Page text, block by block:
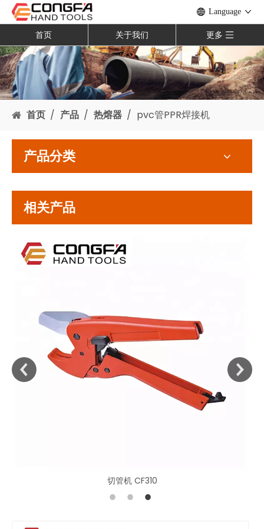
Language
首页 关于我们 更多
首页 / 产品 / 热熔器 / pvc管PPR焊接机
产品分类
相关产品
切管机CF311